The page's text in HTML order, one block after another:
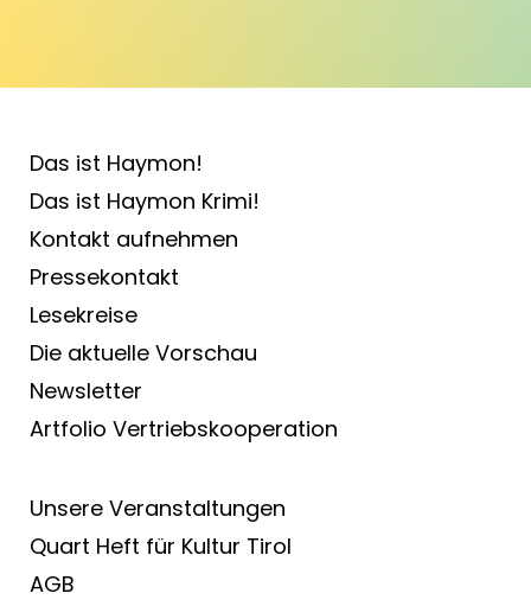
Das ist Haymon!
Das ist Haymon Krimi!
Kontakt aufnehmen
Pressekontakt
Lesekreise
Die aktuelle Vorschau
Newsletter
Artfolio Vertriebs­kooperation
Unsere Veranstaltungen
Quart Heft für Kultur Tirol
AGB